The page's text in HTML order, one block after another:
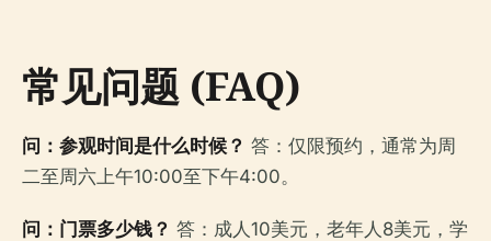
常见问题 (FAQ)
问：参观时间是什么时候？ 答：仅限预约，通常为周
二至周六上午10:00至下午4:00。
问：门票多少钱？ 答：成人10美元，老年人8美元，学